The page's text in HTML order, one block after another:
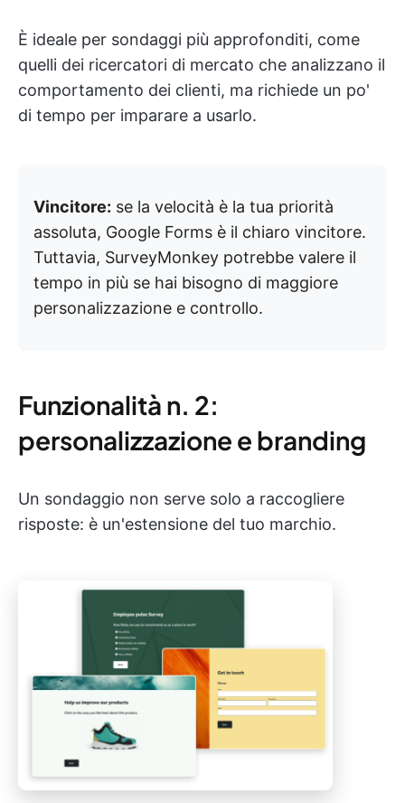
È ideale per sondaggi più approfonditi, come
quelli dei ricercatori di mercato che analizzano il
comportamento dei clienti, ma richiede un po'
di tempo per imparare a usarlo.
Vincitore: se la velocità è la tua priorità
assoluta, Google Forms è il chiaro vincitore.
Tuttavia, SurveyMonkey potrebbe valere il
tempo in più se hai bisogno di maggiore
personalizzazione e controllo.
Funzionalità n. 2:
personalizzazione e branding
Un sondaggio non serve solo a raccogliere
risposte: è un'estensione del tuo marchio.